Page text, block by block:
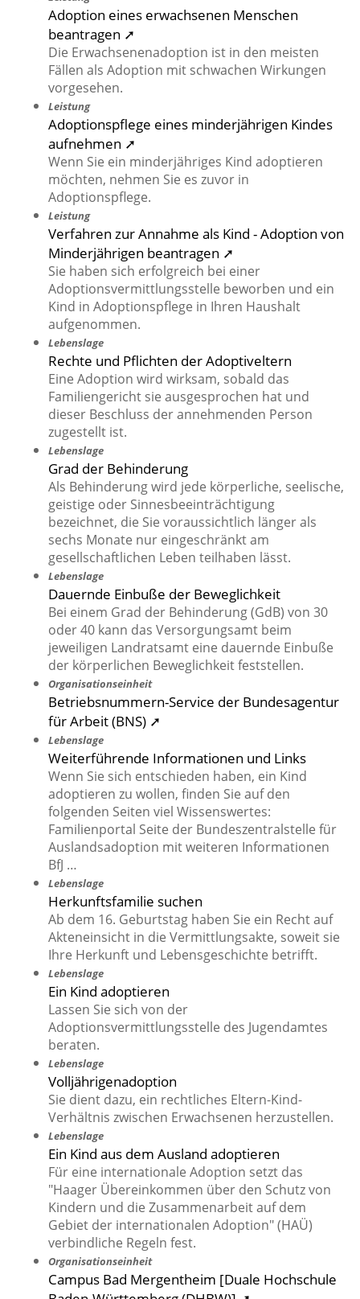
Adoption eines erwachsenen Menschen
beantragen ➚
Die Erwachsenenadoption ist in den meisten
Fällen als Adoption mit schwachen Wirkungen
vorgesehen.
Leistung
Adoptionspflege eines minderjährigen Kindes
aufnehmen ➚
Wenn Sie ein minderjähriges Kind adoptieren
möchten, nehmen Sie es zuvor in
Adoptionspflege.
Leistung
Verfahren zur Annahme als Kind - Adoption von
Minderjährigen beantragen ➚
Sie haben sich erfolgreich bei einer
Adoptionsvermittlungsstelle beworben und ein
Kind in Adoptionspflege in Ihren Haushalt
aufgenommen.
Lebenslage
Rechte und Pflichten der Adoptiveltern
Eine Adoption wird wirksam, sobald das
Familiengericht sie ausgesprochen hat und
dieser Beschluss der annehmenden Person
zugestellt ist.
Lebenslage
Grad der Behinderung
Als Behinderung wird jede körperliche, seelische,
geistige oder Sinnesbeeinträchtigung
bezeichnet, die Sie voraussichtlich länger als
sechs Monate nur eingeschränkt am
gesellschaftlichen Leben teilhaben lässt.
Lebenslage
Dauernde Einbuße der Beweglichkeit
Bei einem Grad der Behinderung (GdB) von 30
oder 40 kann das Versorgungsamt beim
jeweiligen Landratsamt eine dauernde Einbuße
der körperlichen Beweglichkeit feststellen.
Organisationseinheit
Betriebsnummern-Service der Bundesagentur
für Arbeit (BNS) ➚
Lebenslage
Weiterführende Informationen und Links
Wenn Sie sich entschieden haben, ein Kind
adoptieren zu wollen, finden Sie auf den
folgenden Seiten viel Wissenswertes:
Familienportal Seite der Bundeszentralstelle für
Auslandsadoption mit weiteren Informationen
BfJ …
Lebenslage
Herkunftsfamilie suchen
Ab dem 16. Geburtstag haben Sie ein Recht auf
Akteneinsicht in die Vermittlungsakte, soweit sie
Ihre Herkunft und Lebensgeschichte betrifft.
Lebenslage
Ein Kind adoptieren
Lassen Sie sich von der
Adoptionsvermittlungsstelle des Jugendamtes
beraten.
Lebenslage
Volljährigenadoption
Sie dient dazu, ein rechtliches Eltern-Kind-
Verhältnis zwischen Erwachsenen herzustellen.
Lebenslage
Ein Kind aus dem Ausland adoptieren
Für eine internationale Adoption setzt das
"Haager Übereinkommen über den Schutz von
Kindern und die Zusammenarbeit auf dem
Gebiet der internationalen Adoption" (HAÜ)
verbindliche Regeln fest.
Organisationseinheit
Campus Bad Mergentheim [Duale Hochschule